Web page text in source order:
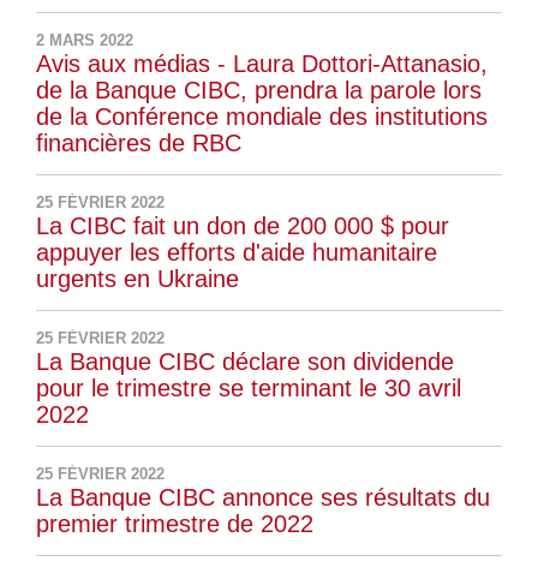
2 MARS 2022
Avis aux médias - Laura Dottori-Attanasio,
de la Banque CIBC, prendra la parole lors
de la Conférence mondiale des institutions
financières de RBC
25 FÉVRIER 2022
La CIBC fait un don de 200 000 $ pour
appuyer les efforts d'aide humanitaire
urgents en Ukraine
25 FÉVRIER 2022
La Banque CIBC déclare son dividende
pour le trimestre se terminant le 30 avril
2022
25 FÉVRIER 2022
La Banque CIBC annonce ses résultats du
premier trimestre de 2022